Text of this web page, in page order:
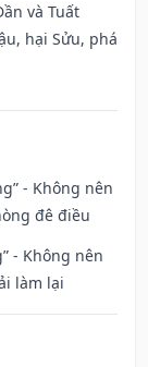
và Tuất
hại Sửu, phá
- Không nên
đê điều
- Không nên
làm lại